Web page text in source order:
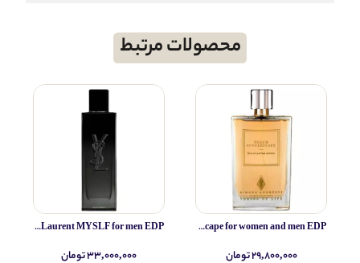
محصولات مرتبط
Simone Andreoli Tulum Junglescape for women and men EDP
۲۹,۸۰۰,۰۰۰ تومان
Yves Saint Laurent MYSLF for men EDP
۳۳,۰۰۰,۰۰۰ تومان